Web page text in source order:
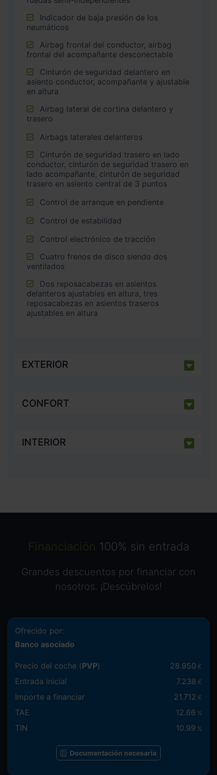
neumáticos
frontal del acompañante desconectable
asiento conductor, acompañante y ajustable
en altura
trasero
Airbags laterales delanteros
conductor, cinturón de seguridad trasero en
lado acompañante, cinturón de seguridad
trasero en asiento central de 3 puntos
Control de arranque en pendiente
Control de estabilidad
Control electrónico de tracción
ventilados
delanteros ajustables en altura, tres
reposacabezas en asientos traseros
ajustables en altura
EXTERIOR
CONFORT
INTERIOR
Financiación 100% sin entrada
Grandes descuentos por financiar con
nosotros. ¡Descúbrelos!
Ofrecido por:
Banco asociado
Precio del coche (PVP) 28.950 €
Entrada inicial 7.238 €
Importe a financiar 21.712 €
TAE 12.66 %
TIN 10.99 %
Documentación necesaria